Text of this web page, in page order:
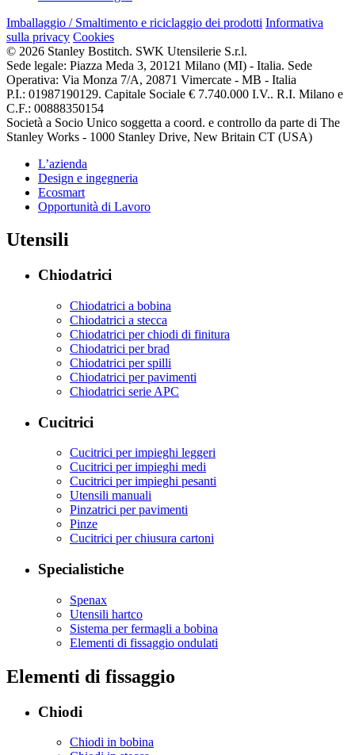
Imballaggio / Smaltimento e riciclaggio dei prodotti Informativa
sulla privacy Cookies
© 2026 Stanley Bostitch. SWK Utensilerie S.r.l.
Sede legale: Piazza Meda 3, 20121 Milano (MI) - Italia. Sede
Operativa: Via Monza 7/A, 20871 Vimercate - MB - Italia
P.I.: 01987190129. Capitale Sociale € 7.740.000 I.V.. R.I. Milano e
C.F.: 00888350154
Società a Socio Unico soggetta a coord. e controllo da parte di The
Stanley Works - 1000 Stanley Drive, New Britain CT (USA)
L’azienda
Design e ingegneria
Ecosmart
Opportunità di Lavoro
Utensili
Chiodatrici
Chiodatrici a bobina
Chiodatrici a stecca
Chiodatrici per chiodi di finitura
Chiodatrici per brad
Chiodatrici per spilli
Chiodatrici per pavimenti
Chiodatrici serie APC
Cucitrici
Cucitrici per impieghi leggeri
Cucitrici per impieghi medi
Cucitrici per impieghi pesanti
Utensili manuali
Pinzatrici per pavimenti
Pinze
Cucitrici per chiusura cartoni
Specialistiche
Spenax
Utensili hartco
Sistema per fermagli a bobina
Elementi di fissaggio ondulati
Elementi di fissaggio
Chiodi
Chiodi in bobina